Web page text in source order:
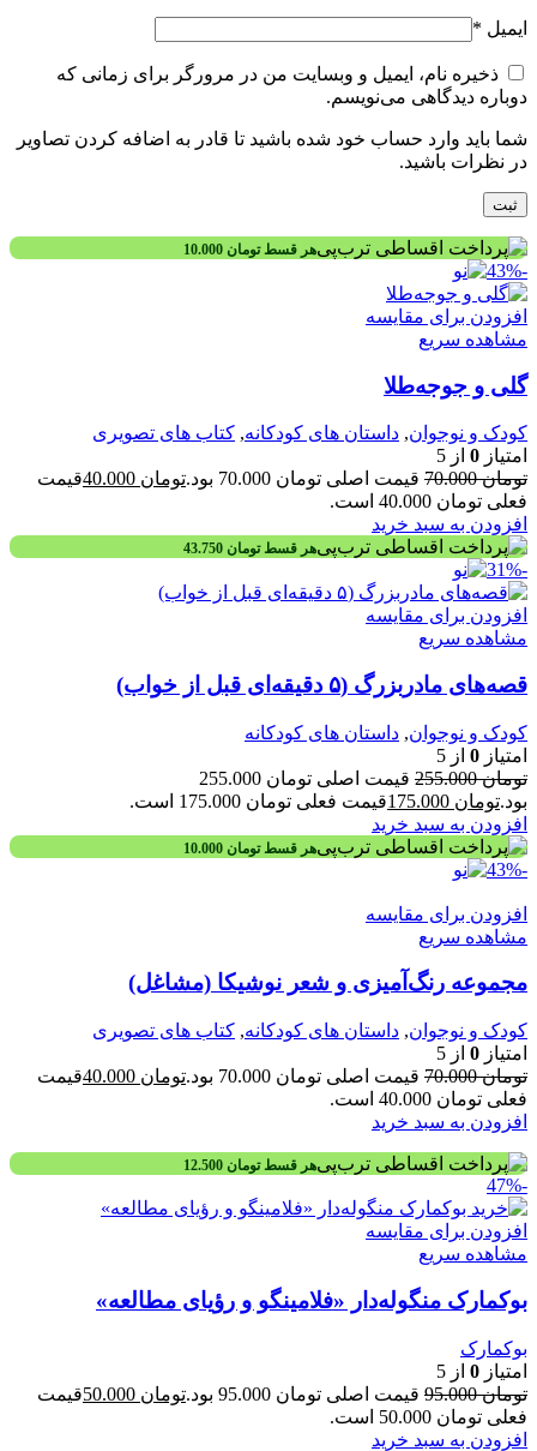
ایمیل *
ذخیره نام، ایمیل و وبسایت من در مرورگر برای زمانی که
دوباره دیدگاهی می‌نویسم.
شما باید وارد حساب خود شده باشید تا قادر به اضافه کردن تصاویر
در نظرات باشید.
هر قسطتومان
-43%
افزودن برای مقایسه
مشاهده سریع
گلی و جوجه‌طلا
کودک و نوجوان, داستان های کودکانه, کتاب های تصویری
امتیاز 0 از 5
تومان70.000 قیمت اصلی تومان 70.000 بود. تومان
قیمت
فعلی تومان 40.000 است.
افزودن به سبد خرید
هر قسطتومان
-31%
افزودن برای مقایسه
مشاهده سریع
قصه‌های مادربزرگ (۵ دقیقه‌ای قبل از خواب)
کودک و نوجوان, داستان های کودکانه
امتیاز 0 از 5
تومان255.000
قیمت اصلی تومان 255.000
بود.تومان
قیمت فعلی تومان 175.000 است.
افزودن به سبد خرید
هر قسطتومان
-43%
افزودن برای مقایسه
مشاهده سریع
مجموعه رنگ‌آمیزی و شعر نوشیکا (مشاغل)
کودک و نوجوان, داستان های کودکانه, کتاب های تصویری
امتیاز 0 از 5
تومان70.000 قیمت اصلی تومان 70.000 بود. تومان
قیمت
فعلی تومان 40.000 است.
افزودن به سبد خرید
هر قسطتومان
-47%
افزودن برای مقایسه
مشاهده سریع
بوکمارک منگوله‌دار «فلامینگو و رؤیای مطالعه»
بوکمارک
امتیاز 0 از 5
تومان95.000 قیمت اصلی تومان 95.000 بود. تومان
قیمت
فعلی تومان 50.000 است.
افزودن به سبد خرید